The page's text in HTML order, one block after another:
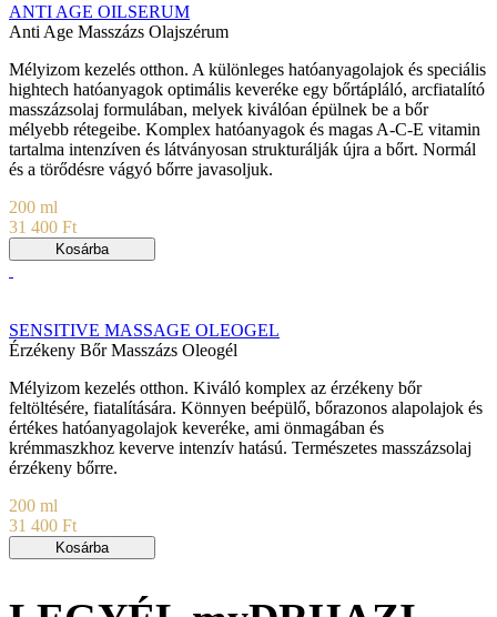
ANTI AGE OILSERUM
Anti Age Masszázs Olajszérum
Mélyizom kezelés otthon. A különleges hatóanyagolajok és speciális
hightech hatóanyagok optimális keveréke egy bőrtápláló, arcfiatalító
masszázsolaj formulában, melyek kiválóan épülnek be a bőr
mélyebb rétegeibe. Komplex hatóanyagok és magas A-C-E vitamin
tartalma intenzíven és látványosan strukturálják újra a bőrt. Normál
és a törődésre vágyó bőrre javasoljuk.
200 ml
31 400 Ft
Kosárba
SENSITIVE MASSAGE OLEOGEL
Érzékeny Bőr Masszázs Oleogél
Mélyizom kezelés otthon. Kiváló komplex az érzékeny bőr
feltöltésére, fiatalítására. Könnyen beépülő, bőrazonos alapolajok és
értékes hatóanyagolajok keveréke, ami önmagában és
krémmaszkhoz keverve intenzív hatású. Természetes masszázsolaj
érzékeny bőrre.
200 ml
31 400 Ft
Kosárba